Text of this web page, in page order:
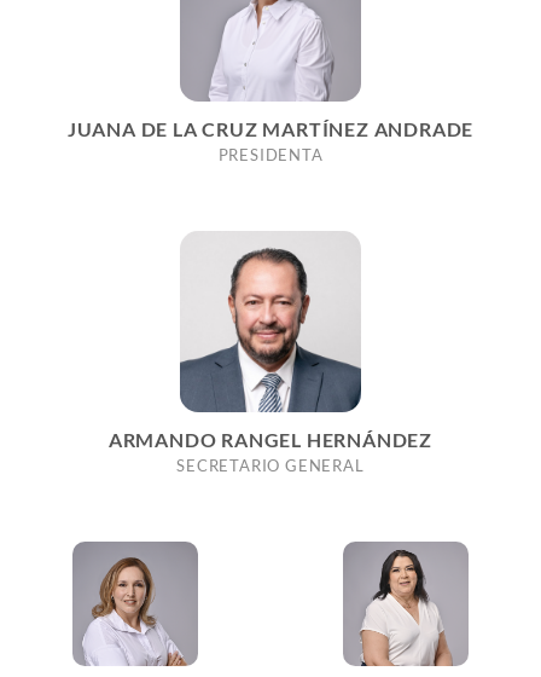
JUANA DE LA CRUZ MARTÍNEZ ANDRADE
PRESIDENTA
ARMANDO RANGEL HERNÁNDEZ
SECRETARIO GENERAL